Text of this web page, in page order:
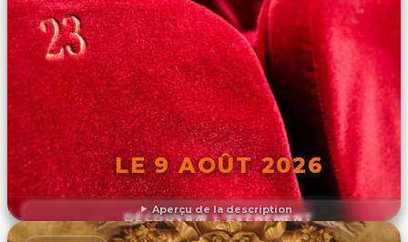
Aperçu de la description
LE 9 AOÛT 2026
DÉCOUVRIR L'ÉVÉNEMENT